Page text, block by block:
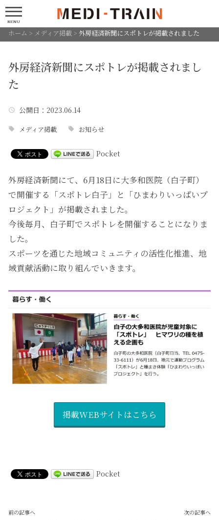
MENU
ホーム > メディア掲載> 外房経済新聞にスポトレが掲載されました
外房経済新聞にスポトレが掲載されまし
た
公開日 ：2023.06.14
メディア掲載 お知らせ
Pocket
外房経済新聞にて、6月18日に大多和医院（白子町）
で開催する「スポトレ白子」と「ひまわりいっぱいプ
ロジェクト」が掲載されました。
今後毎月、白子町でスポトレを開催することになりま
した。
スポーツを通じた地域コミュニティの活性化推進、地
域貢献活動に取り組んでいきます。
掲載WEBサイトはこちら
Pocket
前の記事へ 次の記事へ